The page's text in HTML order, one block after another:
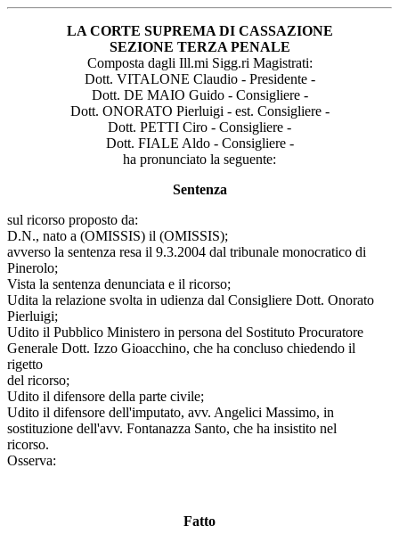
LA CORTE SUPREMA DI CASSAZIONE
SEZIONE TERZA PENALE
Composta dagli Ill.mi Sigg.ri Magistrati:
Dott. VITALONE Claudio - Presidente -
Dott. DE MAIO Guido - Consigliere -
Dott. ONORATO Pierluigi - est. Consigliere -
Dott. PETTI Ciro - Consigliere -
Dott. FIALE Aldo - Consigliere -
ha pronunciato la seguente:
Sentenza
sul ricorso proposto da:
D.N., nato a (OMISSIS) il (OMISSIS);
avverso la sentenza resa il 9.3.2004 dal tribunale monocratico di
Pinerolo;
Vista la sentenza denunciata e il ricorso;
Udita la relazione svolta in udienza dal Consigliere Dott. Onorato
Pierluigi;
Udito il Pubblico Ministero in persona del Sostituto Procuratore
Generale Dott. Izzo Gioacchino, che ha concluso chiedendo il
rigetto
del ricorso;
Udito il difensore della parte civile;
Udito il difensore dell'imputato, avv. Angelici Massimo, in
sostituzione dell'avv. Fontanazza Santo, che ha insistito nel
ricorso.
Osserva:
Fatto